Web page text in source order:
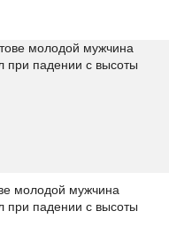
молодой мужчина
при падении с высоты